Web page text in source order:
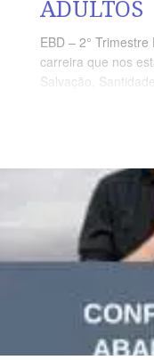
ADULTOS
EBD – 2°
carreira que nos
Salvação,
(Mt 26.41)
tentação, é melhor
Segunda – Gn
e seus ardisTerça